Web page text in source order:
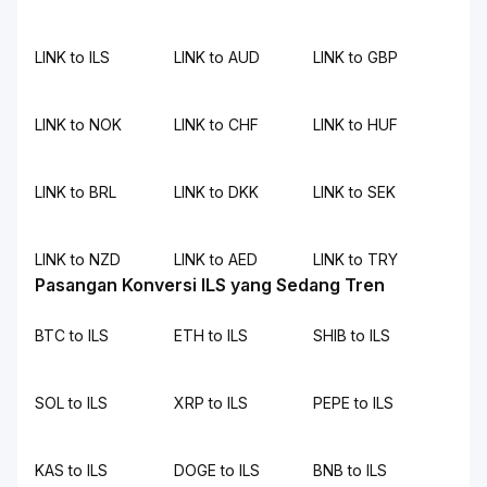
LINK to ILS LINK to AUD LINK to GBP
LINK to NOK LINK to CHF LINK to HUF
LINK to BRL LINK to DKK LINK to SEK
LINK to NZD LINK to AED LINK to TRY
Pasangan Konversi ILS yang Sedang Tren
BTC to ILS ETH to ILS SHIB to ILS
SOL to ILS XRP to ILS PEPE to ILS
KAS to ILS DOGE to ILS BNB to ILS